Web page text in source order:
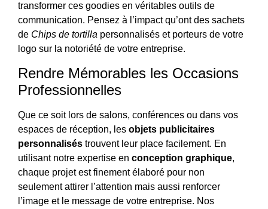
transformer ces goodies en véritables outils de
communication. Pensez à l’impact qu’ont des sachets
de Chips de tortilla personnalisés et porteurs de votre
logo sur la notoriété de votre entreprise.
Rendre Mémorables les Occasions
Professionnelles
Que ce soit lors de salons, conférences ou dans vos
espaces de réception, les objets publicitaires
personnalisés trouvent leur place facilement. En
utilisant notre expertise en conception graphique,
chaque projet est finement élaboré pour non
seulement attirer l’attention mais aussi renforcer
l’image et le message de votre entreprise. Nos